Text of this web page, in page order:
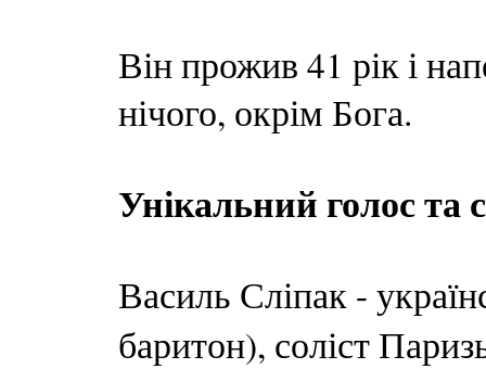
Він прожив 41 рік і
нічого, окрім Бога.
Унікальний голос та
Василь Сліпак -
баритон), соліст